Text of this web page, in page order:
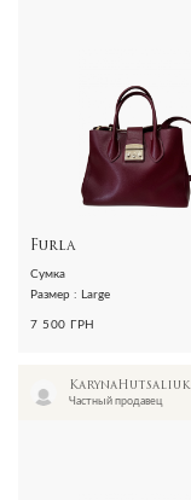
Furla
Сумка
Размер : Large
7 500 ГРН
KarynaHutsaliuk
Частный продавец